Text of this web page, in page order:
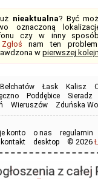
nieaktualna? Być
oznaczoną
czy w inny
Zgłoś nam ten
w pierwszej
Bełchatów Łask Kalisz
Poddębice Sieradz
Wieruszów Zduńska
konto o nas regulamin
kontakt desktop © 2026